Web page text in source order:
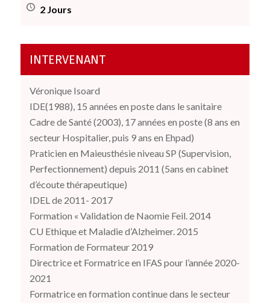
2 Jours
INTERVENANT
Véronique Isoard
IDE(1988), 15 années en poste dans le sanitaire
Cadre de Santé (2003), 17 années en poste (8 ans en
secteur Hospitalier, puis 9 ans en Ehpad)
Praticien en Maieusthésie niveau SP (Supervision,
Perfectionnement) depuis 2011 (5ans en cabinet
d’écoute thérapeutique)
IDEL de 2011- 2017
Formation « Validation de Naomie Feil. 2014
CU Ethique et Maladie d’Alzheimer. 2015
Formation de Formateur 2019
Directrice et Formatrice en IFAS pour l’année 2020-
2021
Formatrice en formation continue dans le secteur